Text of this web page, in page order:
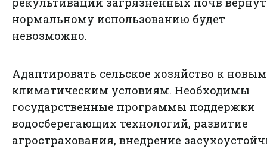
нормальному использованию будет
невозможно.
Адаптировать сельское хозяйство к новым
климатическим условиям. Необходимы
государственные программы поддержки
водосберегающих технологий, развитие
агрострахования, внедрение